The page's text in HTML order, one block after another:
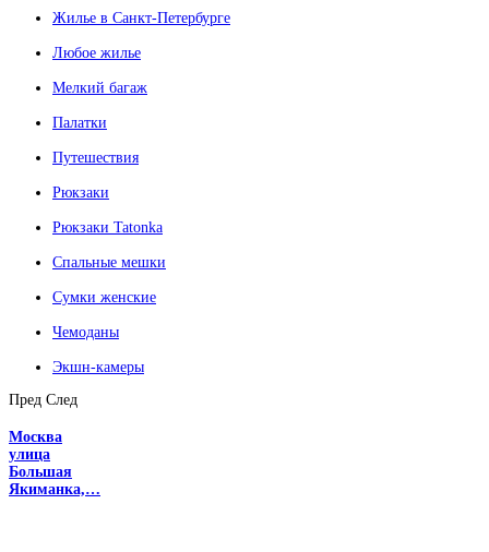
Жилье в Санкт-Петербурге
Любое жилье
Мелкий багаж
Палатки
Путешествия
Рюкзаки
Рюкзаки Tatonka
Спальные мешки
Сумки женские
Чемоданы
Экшн-камеры
Пред След
Москва
улица
Большая
Якиманка,…